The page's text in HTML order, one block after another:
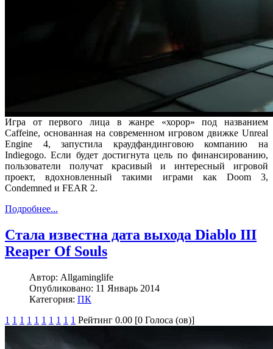
Игра от первого лица в жанре «хорор» под названием
Caffeine, основанная на современном игровом движке Unreal
Engine 4, запустила краудфандинговою компанию на
Indiegogo. Если будет достигнута цель по финансированию,
пользователи получат красивый и интересный игровой
проект, вдохновленный такими играми как Doom 3,
Condemned и FEAR 2.
Подробнее...
Стала известна дата выхода Diablo III
Reaper Of Souls
Автор: Allgaminglife
Опубликовано: 11 Январь 2014
Категория: ПК
1 1 1 1 1 1 1 1 1 1 Рейтинг 0.00 [0 Голоса (ов)]